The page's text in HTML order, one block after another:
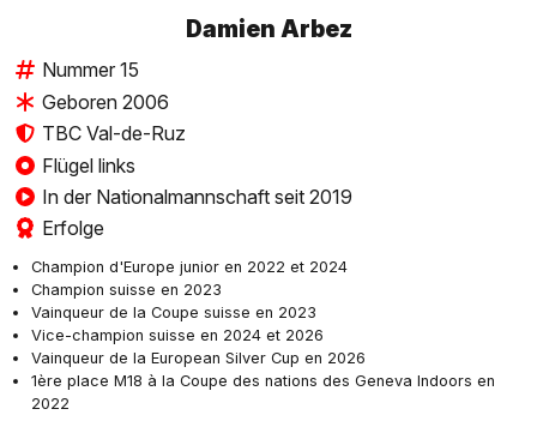
Damien Arbez
Nummer 15
Geboren 2006
TBC Val-de-Ruz
Flügel links
In der Nationalmannschaft seit 2019
Erfolge
Champion d'Europe junior en 2022 et 2024
Champion suisse en 2023
Vainqueur de la Coupe suisse en 2023
Vice-champion suisse en 2024 et 2026
Vainqueur de la European Silver Cup en 2026
1ère place M18 à la Coupe des nations des Geneva Indoors en
2022